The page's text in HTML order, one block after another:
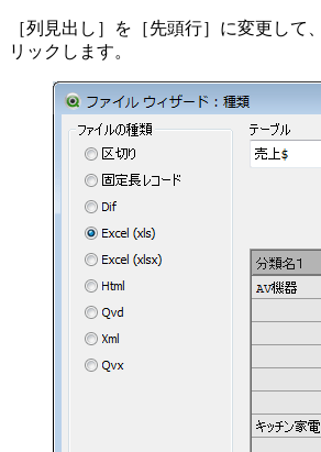
［列見出し］を［先頭行］に変更して
リックします。